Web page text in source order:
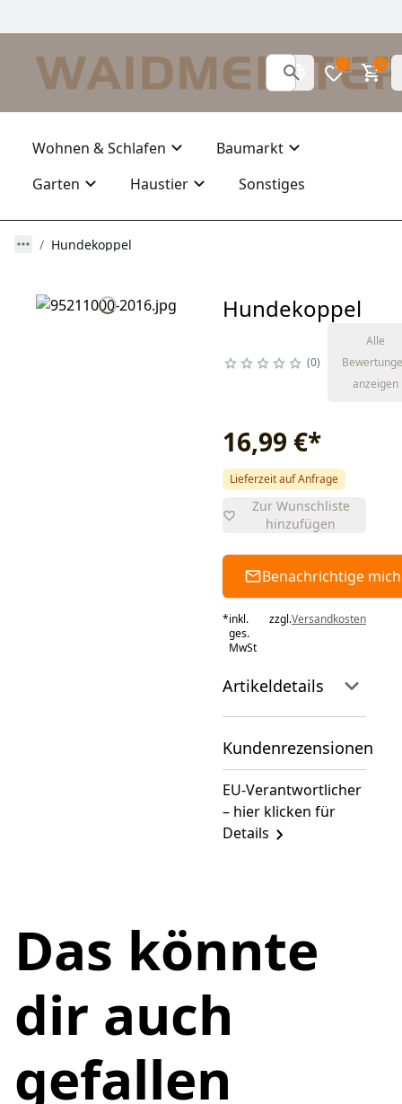
0 0
Wohnen & Schlafen
Baumarkt
Garten
Haustier Sonstiges
Hundekoppel
Hundekoppel
0
Alle
anzeigen
16,99 €*
Lieferzeit auf Anfrage
Zur Wunschliste
hinzufügen
Benachrichtige mich
*inkl.
ges.
MwSt
zzgl.Versandkosten
Artikeldetails
Kundenrezensionen
EU-Verantwortlicher
– hier klicken für
Details
Das könnte
dir auch
gefallen